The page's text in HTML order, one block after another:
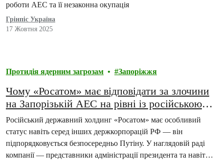
роботи АЕС та її незаконна окупація
Грінпіс Україна
17 Жовтня 2025
Протидія ядерним загрозам Запоріжжя
Чому «Росатом» має відповідати за злочини
на Запорізькій АЕС на рівні із російською
армією?
Російський державний холдинг «Росатом» має особливий
статус навіть серед інших держкорпорацій РФ — він
підпорядковується безпосередньо Путіну. У наглядовій раді
компанії — представники адміністрації президента та навіть